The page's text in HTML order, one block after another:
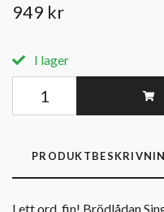
949 kr
I lager
I ett ord, fin! Brödlådan